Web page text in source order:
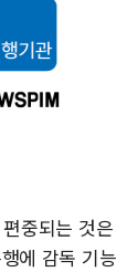
중되는 것은
에 감독 기능